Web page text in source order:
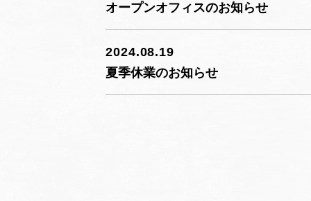
オープンオフィスのお知らせ
2024.08.19
夏季休業のお知らせ